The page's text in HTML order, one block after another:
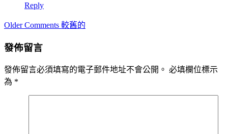
Reply
Comment
Older Comments 較舊的
發佈留言
發佈留言必須填寫的電子郵件地址不會公開。 必填欄位標示
為 *